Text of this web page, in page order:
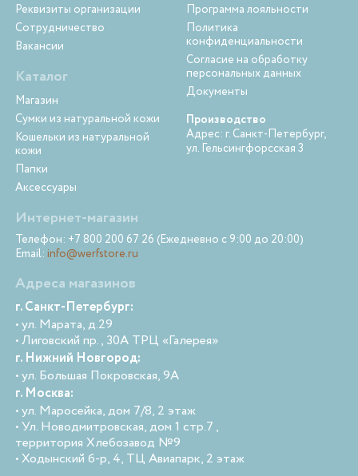
Реквизиты организации
Сотрудничество
Вакансии
Каталог
Магазин
Сумки из натуральной кожи
Кошельки из натуральной
кожи
Папки
Аксессуары
Программа лояльности
Политика
конфиденциальности
Согласие на обработку
персональных данных
Документы
Производство
Адрес: г. Санкт-Петербург,
ул. Гельсингфорсская 3
Интернет-магазин
Телефон: +7 800 200 67 26 (Ежедневно с 9:00 до 20:00)
Email: info@werfstore.ru
Адреса магазинов
г. Санкт-Петербург:
• ул. Марата, д.29
• Лиговский пр., 30А ТРЦ «Галерея»
г. Нижний Новгород:
• ул. Большая Покровская, 9А
г. Москва:
• ул. Маросейка, дом 7/8, 2 этаж
• Ул. Новодмитровская, дом 1 стр.7 ,
территория Хлебозавод №9
• Ходынский б-р, 4, ТЦ Авиапарк, 2 этаж